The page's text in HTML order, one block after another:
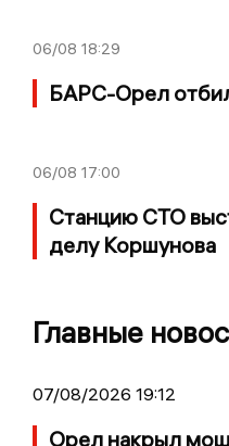
06/08 18:29
БАРС-Орел
06/08 17:00
Станцию СТО
делу Коршунова
Главные
07/08/2026 19:12
Орел накрыл